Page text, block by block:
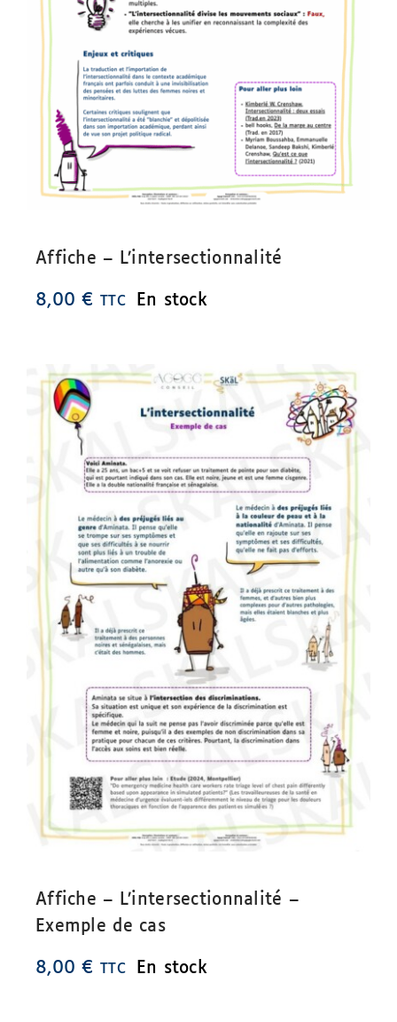
Affiche – L’intersectionnalité
8,00€ TTC En stock
Affiche – L’intersectionnalité –
Exemple de cas
8,00€ TTC En stock